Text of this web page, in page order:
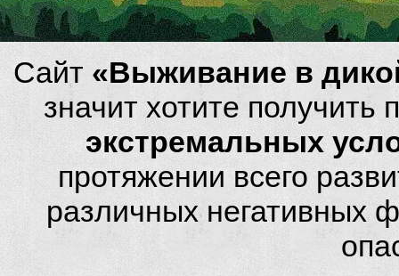
Сайт «Выживание в
значит хотите
экстремальных
протяжении всего
различных негативных